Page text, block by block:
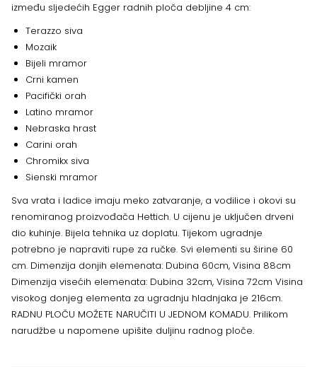
između sljedećih Egger radnih ploča debljine 4 cm:
Terazzo siva
Mozaik
Bijeli mramor
Crni kamen
Pacifički orah
Latino mramor
Nebraska hrast
Carini orah
Chromikx siva
Sienski mramor
Sva vrata i ladice imaju meko zatvaranje, a vodilice i okovi su
renomiranog proizvođača Hettich. U cijenu je uključen drveni
dio kuhinje. Bijela tehnika uz doplatu. Tijekom ugradnje
potrebno je napraviti rupe za ručke. Svi elementi su širine 60
cm. Dimenzija donjih elemenata: Dubina 60cm, Visina 88cm
Dimenzija visećih elemenata: Dubina 32cm, Visina 72cm Visina
visokog donjeg elementa za ugradnju hladnjaka je 216cm.
RADNU PLOČU MOŽETE NARUČITI U JEDNOM KOMADU. Prilikom
narudžbe u napomene upišite duljinu radnog ploče.